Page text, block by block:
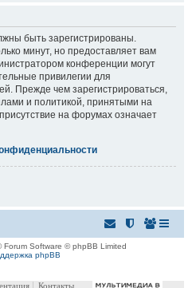
быть зарегистрированы.
минут, но предоставляет вам
конференции могут
привилегии для
Прежде чем зарегистрироваться,
и политикой, принятыми на
на форумах означает
Forum Software © phpBB Limited
phpBB
Контакты